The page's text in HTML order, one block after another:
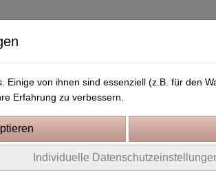
Stickdateien
Einige von ihnen sind essenziell (z.B. für den
Erfahrung zu verbessern.
Individuelle